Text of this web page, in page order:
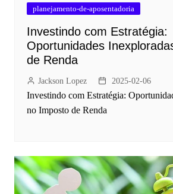
planejamento-de-aposentadoria
Investindo com Estratégia:
Oportunidades
de Renda
Jackson Lopez 2025-02-06
Investindo com Estratégia:
no Imposto de Renda